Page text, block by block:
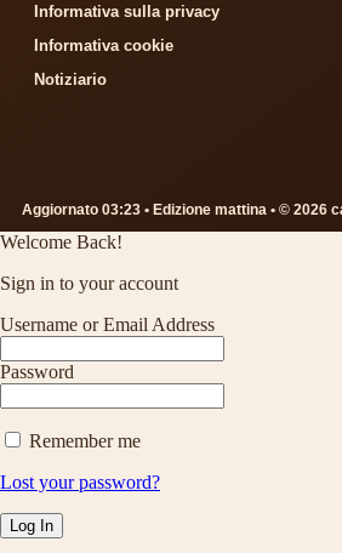
Informativa sulla privacy
Informativa cookie
Notiziario
Aggiornato 03:23 • Edizione mattina • © 2026
Welcome Back!
Sign in to your account
Username or Email Address
Password
Remember me
Lost your password?